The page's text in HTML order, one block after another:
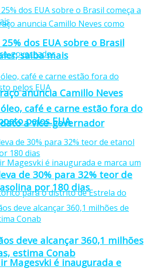
anuncia Camillo Neves
a vice-governador
Magesvki é inaugurada e
dos EUA sobre o Brasil
saiba mais
café e carne estão fora do
pelos EUA
de 30% para 32% teor de
por 180 dias
deve alcançar 360,1 milhões
estima Conab